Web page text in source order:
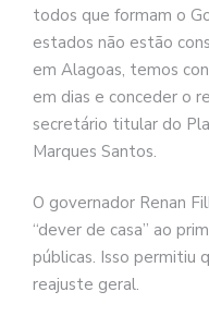
todos que formam o
estados não estão
em Alagoas, temos
em dias e conceder o
secretário titular do
Marques Santos.
O governador Renan
“dever de casa” ao
públicas. Isso permitiu
reajuste geral.